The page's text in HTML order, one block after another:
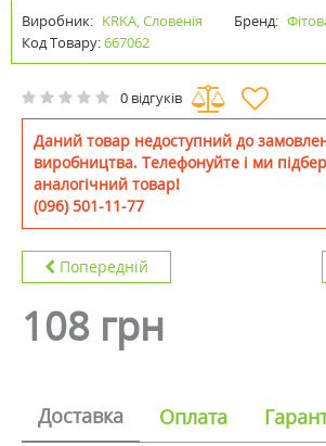
Виробник: KRKA, Словенія Бренд:
Код Товару:667062
0 відгуків
Даний товар недоступний до
виробництва. Телефонуйте і ми
аналогічний товар!
(096) 501-11-77
Попередній
108 грн
Доставка Оплата